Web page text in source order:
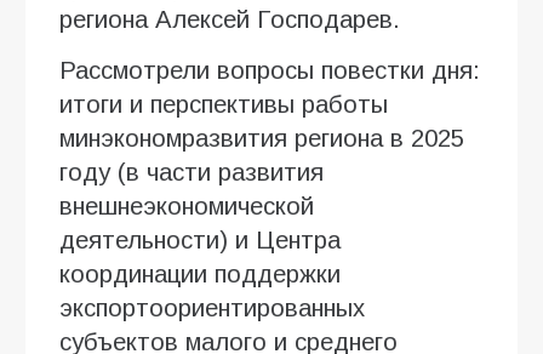
региона Алексей Господарев.
Рассмотрели вопросы повестки дня:
итоги и перспективы работы
минэкономразвития региона в 2025
году (в части развития
внешнеэкономической
деятельности) и Центра
координации поддержки
экспортоориентированных
субъектов малого и среднего